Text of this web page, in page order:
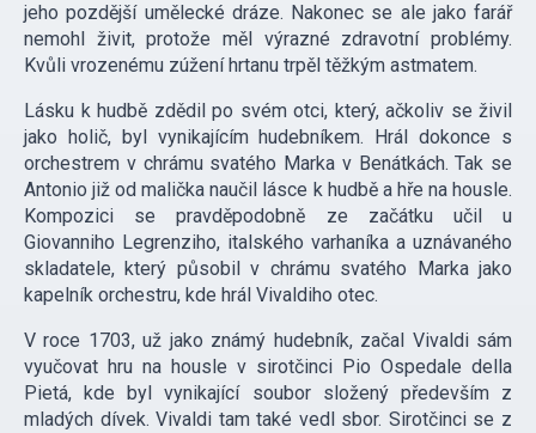
jeho pozdější umělecké dráze. Nakonec se ale jako farář
nemohl živit, protože měl výrazné zdravotní problémy.
Kvůli vrozenému zúžení hrtanu trpěl těžkým astmatem.
Lásku k hudbě zdědil po svém otci, který, ačkoliv se živil
jako holič, byl vynikajícím hudebníkem. Hrál dokonce s
orchestrem v chrámu svatého Marka v Benátkách. Tak se
Antonio již od malička naučil lásce k hudbě a hře na housle.
Kompozici se pravděpodobně ze začátku učil u
Giovanniho Legrenziho, italského varhaníka a uznávaného
skladatele, který působil v chrámu svatého Marka jako
kapelník orchestru, kde hrál Vivaldiho otec.
V roce 1703, už jako známý hudebník, začal Vivaldi sám
vyučovat hru na housle v sirotčinci Pio Ospedale della
Pietá, kde byl vynikající soubor složený především z
mladých dívek. Vivaldi tam také vedl sbor. Sirotčinci se z